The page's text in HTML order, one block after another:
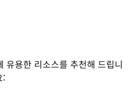
유용한 리소스를 추천해 드립니
: